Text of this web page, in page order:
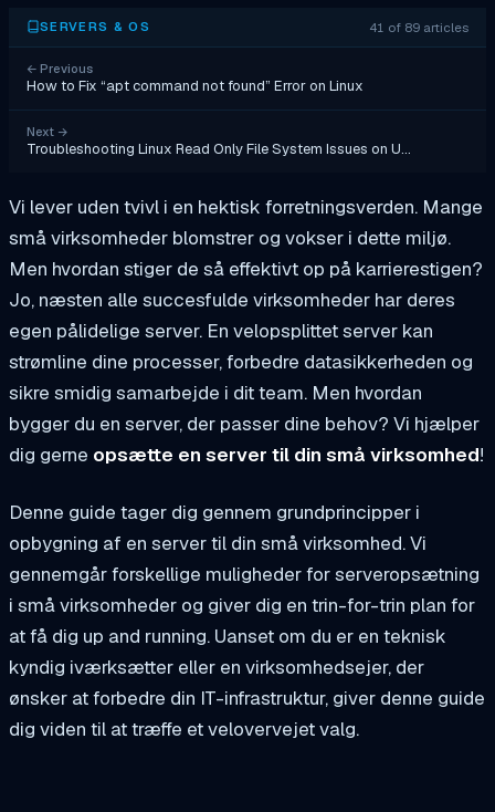
SERVERS & OS 41 of 89 articles
← Previous
How to Fix “apt command not found” Error on Linux
Next →
Troubleshooting Linux Read Only File System Issues on U…
Vi lever uden tvivl i en hektisk forretningsverden. Mange
små virksomheder blomstrer og vokser i dette miljø.
Men hvordan stiger de så effektivt op på karrierestigen?
Jo, næsten alle succesfulde virksomheder har deres
egen pålidelige server. En velopsplittet server kan
strømline dine processer, forbedre datasikkerheden og
sikre smidig samarbejde i dit team. Men hvordan
bygger du en server, der passer dine behov? Vi hjælper
dig gerne opsætte en server til din små virksomhed!
Denne guide tager dig gennem grundprincipper i
opbygning af en server til din små virksomhed. Vi
gennemgår forskellige muligheder for serveropsætning
i små virksomheder og giver dig en trin-for-trin plan for
at få dig up and running. Uanset om du er en teknisk
kyndig iværksætter eller en virksomhedsejer, der
ønsker at forbedre din IT-infrastruktur, giver denne guide
dig viden til at træffe et velovervejet valg.